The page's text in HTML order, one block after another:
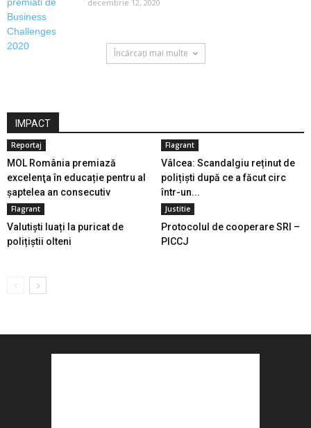
decembrie 12, 2020
Încărcați mai multe
IMPACT
Reportaj
MOL România premiază
excelenţa în educație pentru al
șaptelea an consecutiv
Flagrant
Vâlcea: Scandalgiu reținut de
polițiști după ce a făcut circ
într-un...
Flagrant
Valutiști luați la puricat de
polițiștii olteni
Justitie
Protocolul de cooperare SRI –
PICCJ